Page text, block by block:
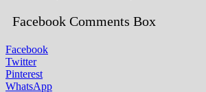
Facebook Comments Box
Facebook
Twitter
Pinterest
WhatsApp